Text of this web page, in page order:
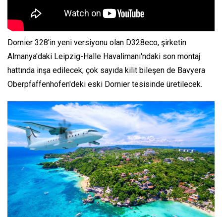
Dornier 328'in yeni versiyonu olan D328eco, şirketin
Almanya'daki Leipzig-Halle Havalimanı'ndaki son montaj
hattında inşa edilecek; çok sayıda kilit bileşen de Bavyera
Oberpfaffenhofen'deki eski Dornier tesisinde üretilecek.